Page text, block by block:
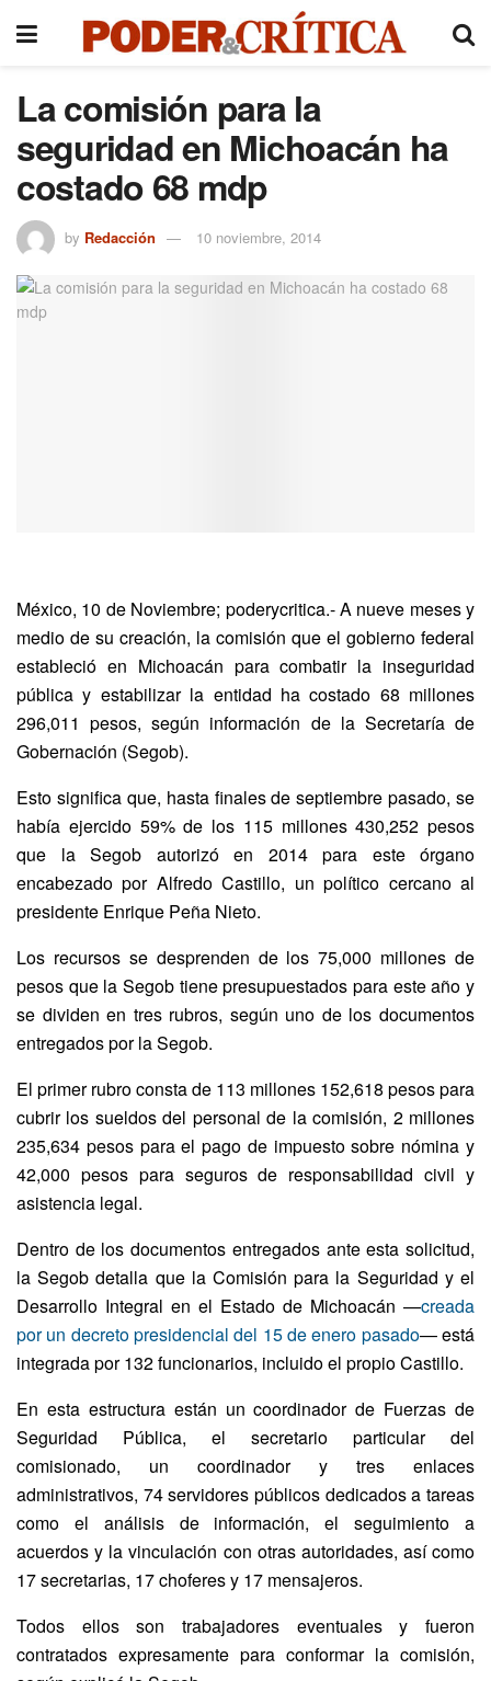
La comisión para la
seguridad en Michoacán ha
costado 68 mdp
by Redacción 10 noviembre, 2014
México, 10 de Noviembre; poderycritica.- A nueve meses y
medio de su creación, la comisión que el gobierno federal
estableció en Michoacán para combatir la inseguridad
pública y estabilizar la entidad ha costado 68 millones
296,011 pesos, según información de la Secretaría de
Gobernación (Segob).
Esto significa que, hasta finales de septiembre pasado, se
había ejercido 59% de los 115 millones 430,252 pesos
que la Segob autorizó en 2014 para este órgano
encabezado por Alfredo Castillo, un político cercano al
presidente Enrique Peña Nieto.
Los recursos se desprenden de los 75,000 millones de
pesos que la Segob tiene presupuestados para este año y
se dividen en tres rubros, según uno de los documentos
entregados por la Segob.
El primer rubro consta de 113 millones 152,618 pesos para
cubrir los sueldos del personal de la comisión, 2 millones
235,634 pesos para el pago de impuesto sobre nómina y
42,000 pesos para seguros de responsabilidad civil y
asistencia legal.
Dentro de los documentos entregados ante esta solicitud,
la Segob detalla que la Comisión para la Seguridad y el
Desarrollo Integral en el Estado de Michoacán —creada
por un decreto presidencial del 15 de enero pasado— está
integrada por 132 funcionarios, incluido el propio Castillo.
En esta estructura están un coordinador de Fuerzas de
Seguridad Pública, el secretario particular del
comisionado, un coordinador y tres enlaces
administrativos, 74 servidores públicos dedicados a tareas
como el análisis de información, el seguimiento a
acuerdos y la vinculación con otras autoridades, así como
17 secretarias, 17 choferes y 17 mensajeros.
Todos ellos son trabajadores eventuales y fueron
contratados expresamente para conformar la comisión,